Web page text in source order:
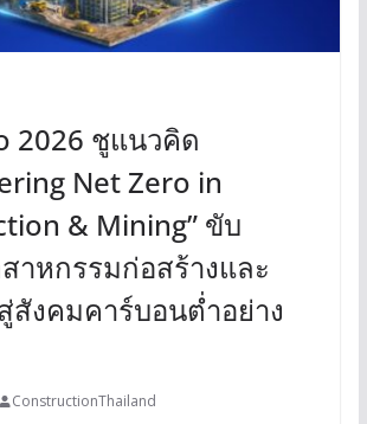
2026 ชูแนวคิด
Net Zero in
& Mining” ขับ
าหกรรมก่อสร้างและ
สังคมคาร์บอนต่ำอย่าง
ConstructionThailand